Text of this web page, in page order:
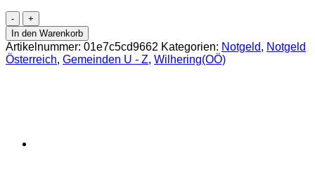
Wilhering(OÖ)
-10,50,75
Heller
o.D.
(-1921),
N,
In den Warenkorb
Artikelnummer: 01e7c5cd9662 Kategorien: Notgeld, Notgeld
Österreich, Gemeinden U - Z, Wilhering(OÖ)